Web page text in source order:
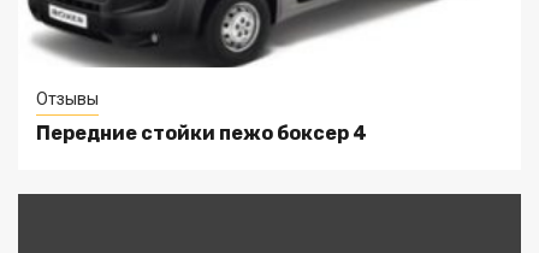
Отзывы
Передние стойки пежо боксер 4